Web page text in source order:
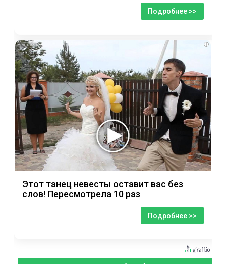
Подробнее >>
i
Этот танец невесты оставит вас без
слов! Пересмотрела 10 раз
Подробнее >>